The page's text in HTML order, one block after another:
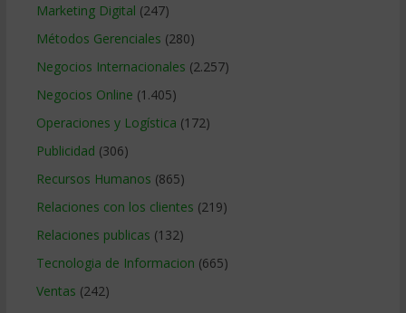
Marketing Digital (247)
Métodos Gerenciales (280)
Negocios Internacionales (2.257)
Negocios Online (1.405)
Operaciones y Logística (172)
Publicidad (306)
Recursos Humanos (865)
Relaciones con los clientes (219)
Relaciones publicas (132)
Tecnologia de Informacion (665)
Ventas (242)